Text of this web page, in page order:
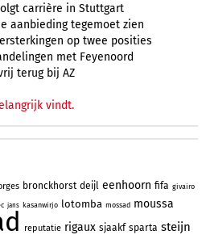
carrière in Stuttgart
aanbieding tegemoet zien
op twee posities
met Feyenoord
terug bij AZ
vindt.
bronckhorst deijl eenhoorn fifa givairo
jans kasanwirjo lotomba mossad moussa
reputatie rigaux sjaakf sparta steijn